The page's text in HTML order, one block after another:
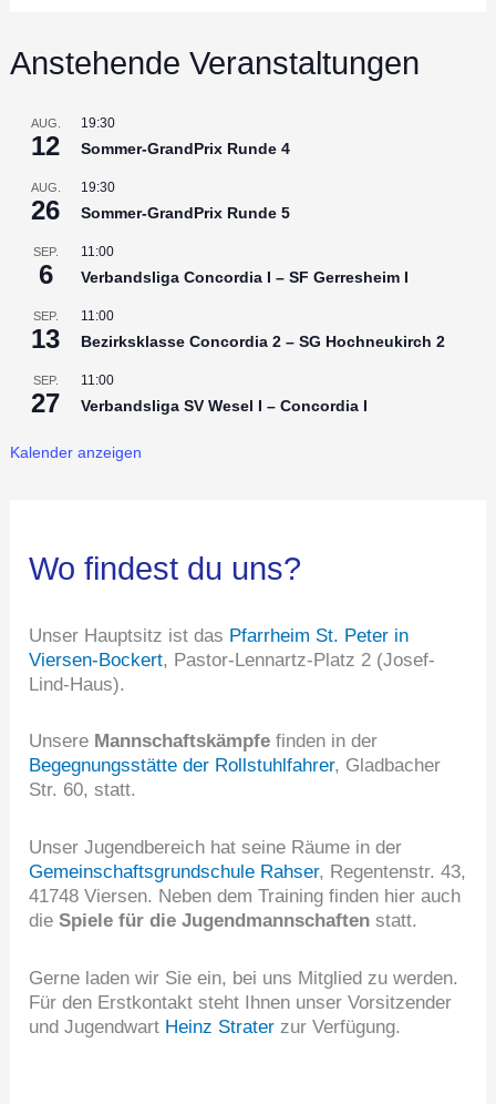
Anstehende Veranstaltungen
AUG.
12
19:30
Sommer-GrandPrix Runde 4
AUG.
26
19:30
Sommer-GrandPrix Runde 5
SEP.
6
11:00
Verbandsliga Concordia I – SF Gerresheim I
SEP.
13
11:00
Bezirksklasse Concordia 2 – SG Hochneukirch 2
SEP.
27
11:00
Verbandsliga SV Wesel I – Concordia I
Kalender anzeigen
Wo findest du uns?
Unser Hauptsitz ist das Pfarrheim St. Peter in
Viersen-Bockert, Pastor-Lennartz-Platz 2 (Josef-
Lind-Haus).
Unsere Mannschaftskämpfe finden in der
Begegnungsstätte der Rollstuhlfahrer, Gladbacher
Str. 60, statt.
Unser Jugendbereich hat seine Räume in der
Gemeinschaftsgrundschule Rahser, Regentenstr. 43,
41748 Viersen. Neben dem Training finden hier auch
dieSpiele für die Jugendmannschaften statt.
Gerne laden wir Sie ein, bei uns Mitglied zu werden.
Für den Erstkontakt steht Ihnen unser Vorsitzender
und Jugendwart Heinz Strater zur Verfügung.